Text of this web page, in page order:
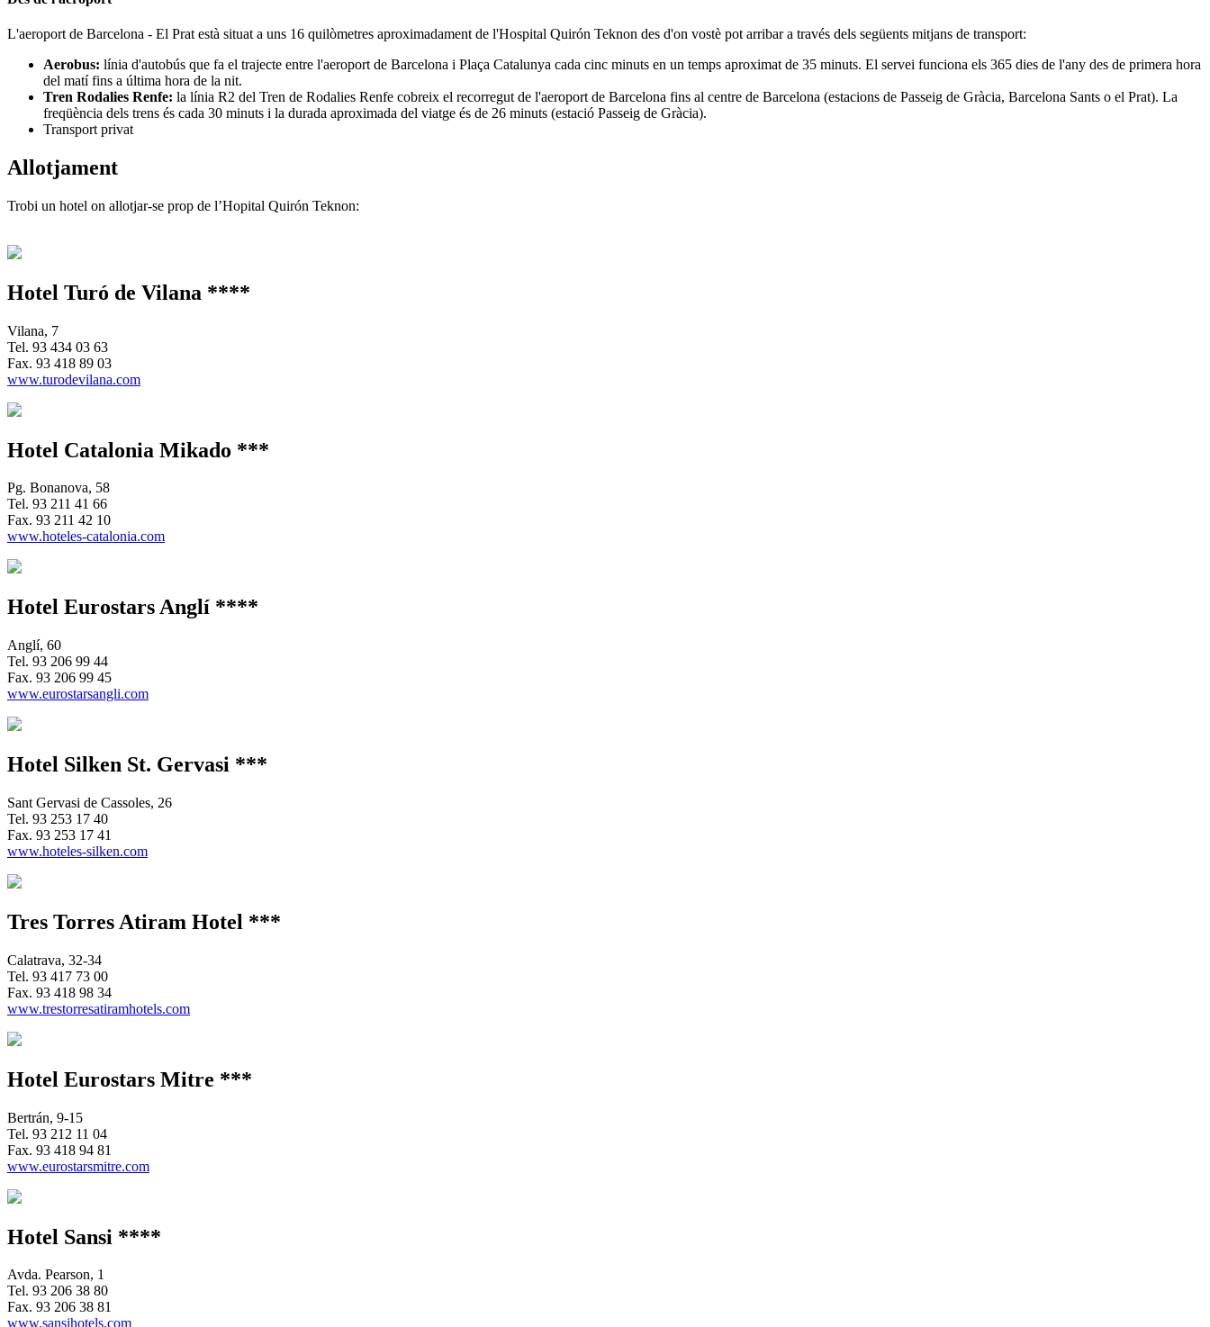
L'aeroport de Barcelona - El Prat està situat a uns 16 quilòmetres aproximadament de l'Hospital Quirón Teknon des d'on vostè pot arribar a través dels següents mitjans de transport:
Aerobus: línia d'autobús que fa el trajecte entre l'aeroport de Barcelona i Plaça Catalunya cada cinc minuts en un temps aproximat de 35 minuts. El servei funciona els 365 dies de l'any des de primera hora
del matí fins a última hora de la nit.
Tren Rodalies Renfe: la línia R2 del Tren de Rodalies Renfe cobreix el recorregut de l'aeroport de Barcelona fins al centre de Barcelona (estacions de Passeig de Gràcia, Barcelona Sants o el Prat). La
freqüència dels trens és cada 30 minuts i la durada aproximada del viatge és de 26 minuts (estació Passeig de Gràcia).
Transport privat
Allotjament
Trobi un hotel on allotjar-se prop de l’Hopital Quirón Teknon:
Hotel Turó de Vilana ****
Vilana, 7
Tel. 93 434 03 63
Fax. 93 418 89 03
www.turodevilana.com
Hotel Catalonia Mikado ***
Pg. Bonanova, 58
Tel. 93 211 41 66
Fax. 93 211 42 10
www.hoteles-catalonia.com
Hotel Eurostars Anglí ****
Anglí, 60
Tel. 93 206 99 44
Fax. 93 206 99 45
www.eurostarsangli.com
Hotel Silken St. Gervasi ***
Sant Gervasi de Cassoles, 26
Tel. 93 253 17 40
Fax. 93 253 17 41
www.hoteles-silken.com
Tres Torres Atiram Hotel ***
Calatrava, 32-34
Tel. 93 417 73 00
Fax. 93 418 98 34
www.trestorresatiramhotels.com
Hotel Eurostars Mitre ***
Bertrán, 9-15
Tel. 93 212 11 04
Fax. 93 418 94 81
www.eurostarsmitre.com
Hotel Sansi ****
Avda. Pearson, 1
Tel. 93 206 38 80
Fax. 93 206 38 81
www.sansihotels.com